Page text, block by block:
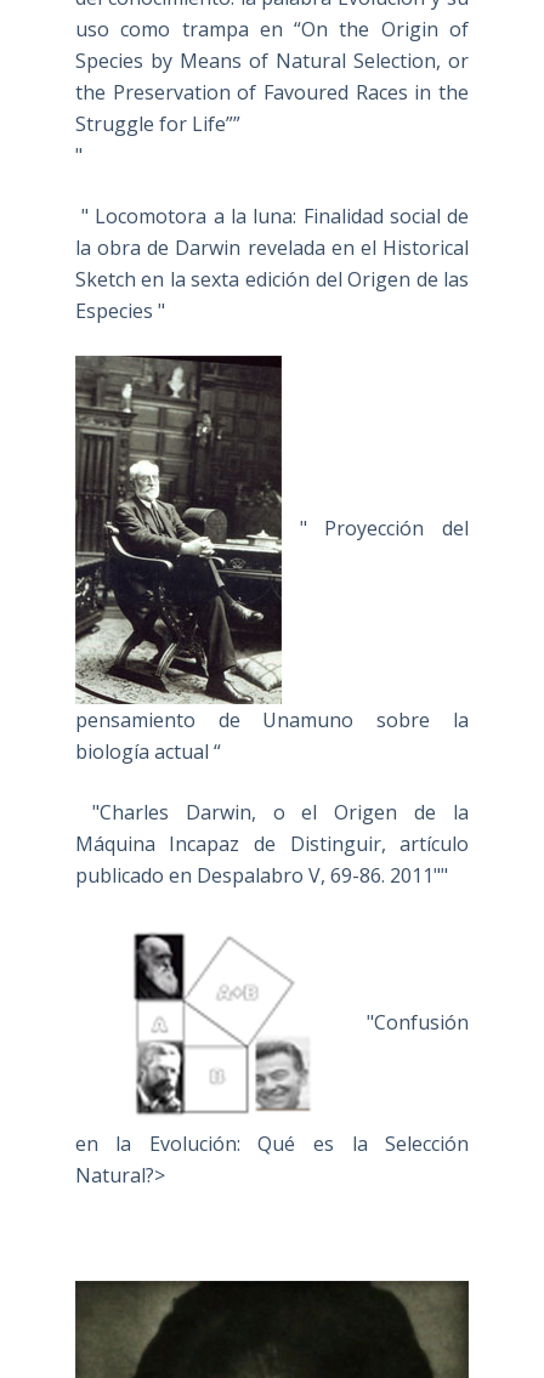
uso como trampa en “On the Origin of
Species by Means of Natural Selection, or
the Preservation of Favoured Races in the
Struggle for Life””
"
" Locomotora a la luna: Finalidad social de
la obra de Darwin revelada en el Historical
Sketch en la sexta edición del Origen de las
Especies "
" Proyección del
pensamiento de Unamuno sobre la
biología actual “
"Charles Darwin, o el Origen de la
Máquina Incapaz de Distinguir, artículo
publicado en Despalabro V, 69-86. 2011""
"Confusión
en la Evolución: Qué es la Selección
Natural?>